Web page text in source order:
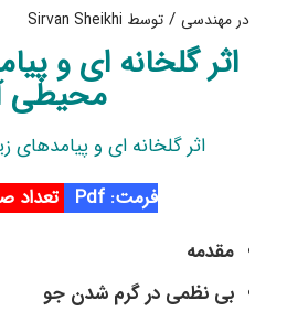
در مهندسی / توسط Sirvan Sheikhi
اثر گلخانه ای و
محیطی
اثر گلخانه ای و
فرمت:Pdf
تعداد
مقدمه
بی نظمی در گرم شدن جو